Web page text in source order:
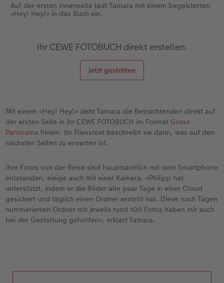
Auf der ersten Innenseite lädt Tamara mit einem begeisterten
«Hey! Hey!» in das Buch ein.
Ihr CEWE FOTOBUCH direkt erstellen.
Jetzt gestalten
Mit einem «Hey! Hey!» zieht Tamara die Betrachtenden direkt auf
der ersten Seite in ihr CEWE FOTOBUCH im Format Gross
Panorama hinein. Im Fliesstext beschreibt sie dann, was auf den
nächsten Seiten zu erwarten ist.
Ihre Fotos von der Reise sind hauptsächlich mit dem Smartphone
entstanden, einige auch mit einer Kamera. «Philipp hat
unterstützt, indem er die Bilder alle paar Tage in einer Cloud
gesichert und täglich einen Ordner erstellt hat. Diese nach Tagen
nummerierten Ordner mit jeweils rund 100 Fotos haben mir auch
bei der Gestaltung geholfen», erklärt Tamara.